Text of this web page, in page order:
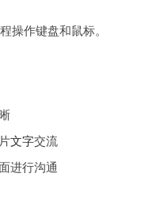
操作键盘和鼠标。
文字交流
进行沟通